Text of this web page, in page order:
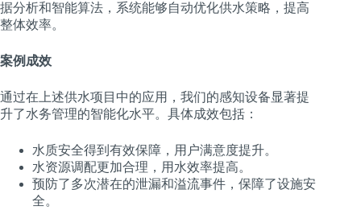
据分析和智能算法，系统能够自动优化供水策略，提高
整体效率。
案例成效
通过在上述供水项目中的应用，我们的感知设备显著提
升了水务管理的智能化水平。具体成效包括：
水质安全得到有效保障，用户满意度提升。
水资源调配更加合理，用水效率提高。
预防了多次潜在的泄漏和溢流事件，保障了设施安
全。